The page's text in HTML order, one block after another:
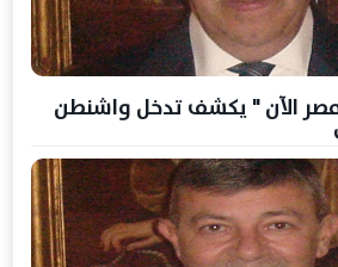
الآن " يكشف تدخل واشنطن